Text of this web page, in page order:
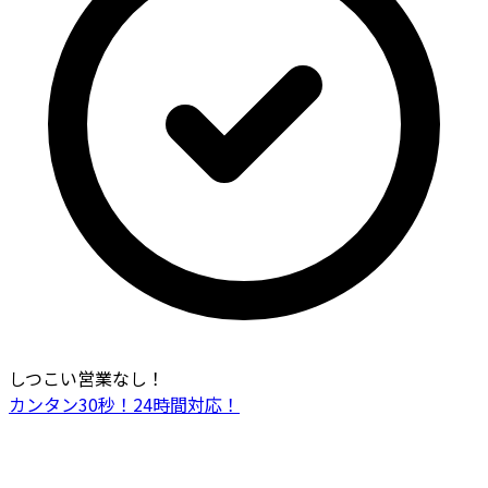
しつこい営業なし！
カンタン30秒！24時間対応！